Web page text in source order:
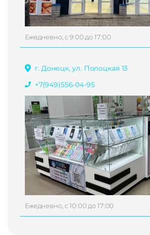
Ежедневно, с 9:00 до 17:00
г. Донецк, ул. Полоцкая 13
+7(949)556-04-95
Ежедневно, с 10:00 до 17:00